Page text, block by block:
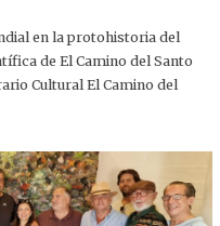
en la protohistoria del
de El Camino del Santo
Cultural El Camino del